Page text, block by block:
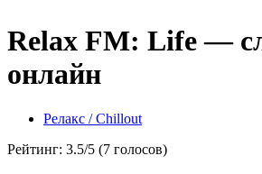
Relax FM: Life —
онлайн
Релакс / Chillout
Рейтинг: 3.5/5 (7 голосов)